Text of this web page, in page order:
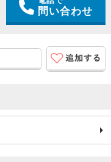
問い合わせ